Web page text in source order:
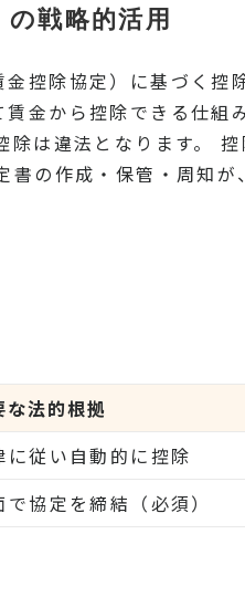
戦略的活用
控除協定）に基づく控
金から控除できる仕組
は違法となります。
の作成・保管・周知
な法的根拠
に従い自動的に控除
で協定を締結（必須）